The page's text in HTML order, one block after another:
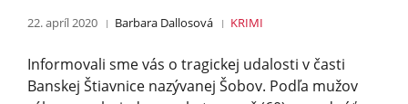
22. apríl 2020 Barbara Dallosová KRIMI
Informovali sme vás o tragickej udalosti v časti
Banskej Štiavnice nazývanej Šobov. Podľa mužov